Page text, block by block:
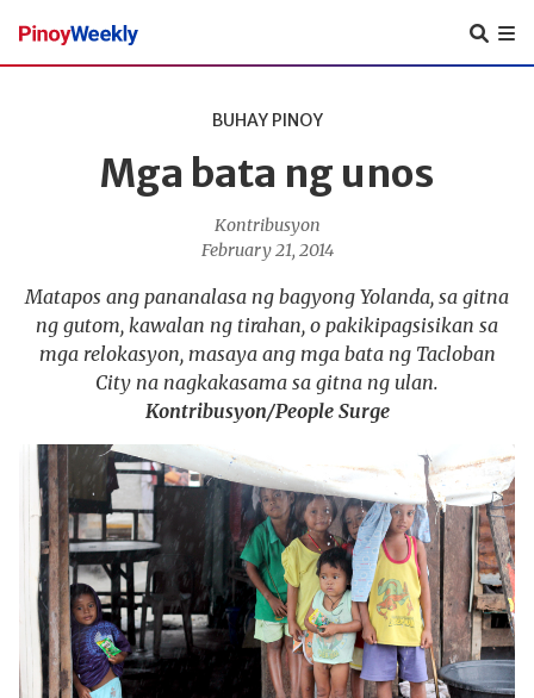
Pinoy
Weekly
BUHAY PINOY
Mga bata ng unos
Kontribusyon
February 21, 2014
Matapos ang pananalasa ng bagyong Yolanda, sa gitna
ng gutom, kawalan ng tirahan, o pakikipagsisikan sa
mga relokasyon, masaya ang mga bata ng Tacloban
City na nagkakasama sa gitna ng ulan.
Kontribusyon/People Surge